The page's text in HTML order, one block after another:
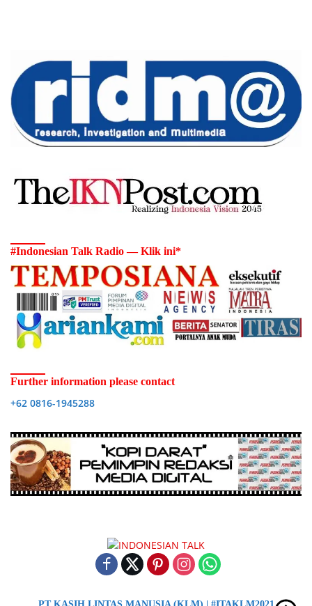
#Indonesian Talk Radio — Klik ini*
Further information please contact
+62 0816-1945288